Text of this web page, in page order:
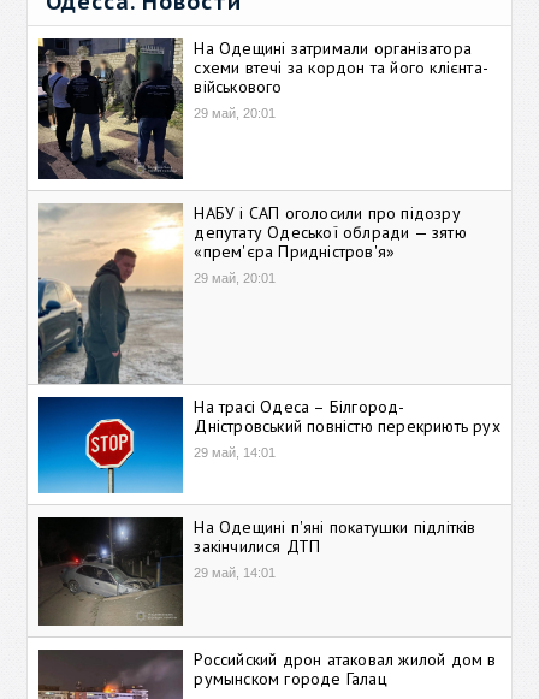
На Одещині затримали організатора
схеми втечі за кордон та його клієнта-
військового
29 май, 20:01
НАБУ і САП оголосили про підозру
депутату Одеської облради — зятю
«прем'єра Придністров'я»
29 май, 20:01
На трасі Одеса – Білгород-
Дністровський повністю перекриють рух
29 май, 14:01
На Одещині п'яні покатушки підлітків
закінчилися ДТП
29 май, 14:01
Российский дрон атаковал жилой дом в
румынском городе Галац